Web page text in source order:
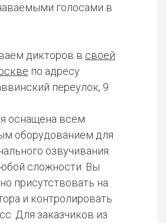
голосами в
дикторов в своей
по адресу
переулок, 9
оснащена всем
оборудованием для
озвучивания
сложности. Вы
присутствовать на
и контролировать
Для заказчиков из